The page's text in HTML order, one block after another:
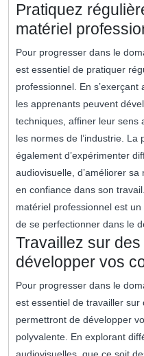
Pratiquez
matériel
Pour progresser dans le
est essentiel de pratiquer
professionnel. En
les apprenants peuvent
techniques, affiner leur sens
les normes de l’industrie.
également d’expérimenter
audiovisuelle, d’améliorer
en confiance dans son
matériel professionnel est
de se perfectionner dans le
Travaillez sur
développer vos
Pour progresser dans le
est essentiel de travailler
permettront de développer
polyvalente. En explorant